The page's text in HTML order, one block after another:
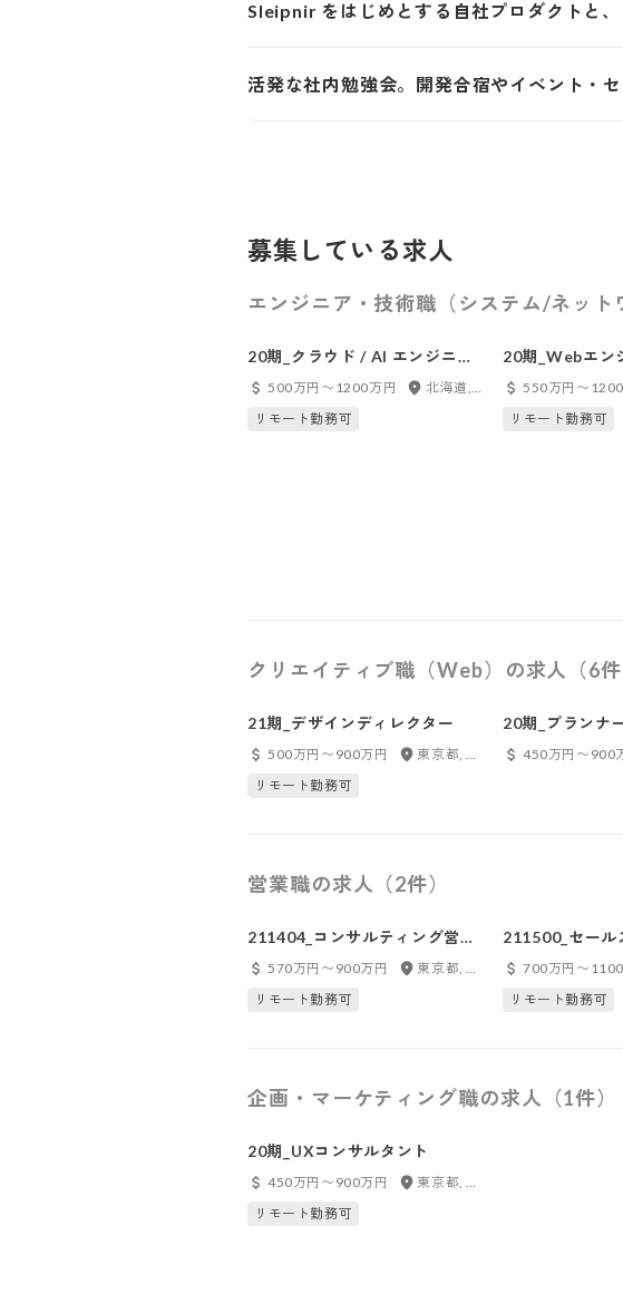
Sleipnir をはじめとする自社プロダクトと
活発な社内勉強会。開発合宿やイベント・
募集している求人
エンジニア・技術職（システム/ネット
20期_クラウド / AI エンジニア
【フルリモート可】
500万円〜1200万円
北海道, 東京都, 愛知県, 大阪府, 京都府, 島根県, フルリモート
リモート勤務可
20期_Webエン
550万円〜
リモート勤務可
クリエイティブ職（Web）の求人（6件
21期_デザインディレクター
500万円〜900万円
東京都, 愛知県, 大阪府
リモート勤務可
20期_プランナ
450万円〜900
営業職の求人（2件）
211404_コンサルティング営業
/ リーダー
570万円〜900万円
東京都, 愛知県, 大阪府
リモート勤務可
211500_セール
700万円〜
リモート勤務可
企画・マーケティング職の求人（1件）
20期_UXコンサルタント
450万円〜900万円
東京都, 大阪府
リモート勤務可